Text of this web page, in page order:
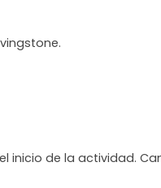
inicio de la actividad.